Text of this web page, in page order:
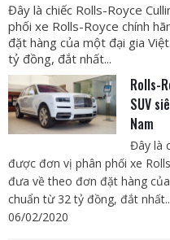
Đây là chiếc Rolls-Royce
phối xe Rolls-Royce chính
đặt hàng của một đại gia
tỷ đồng, đắt nhất...
Rolls-
SUV
Nam
Đây là
được đơn vị phân phối xe
đưa về theo đơn đặt hàng
chuẩn từ 32 tỷ đồng, đắt
06/02/2020